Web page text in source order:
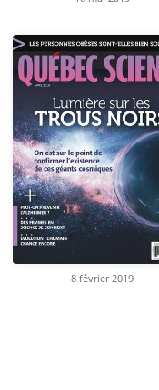
8 février 2019